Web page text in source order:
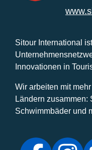
Sitour International
Innovationen in
Wir arbeiten mit
Ländern zusammen:
Schwimmbäder und